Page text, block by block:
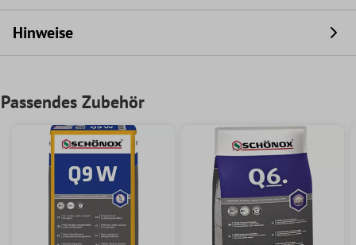
Hinweise
Passendes Zubehör